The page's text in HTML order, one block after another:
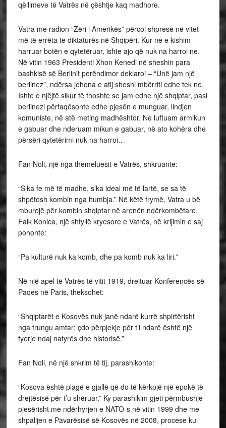
qëllimeve të Vatrës në çështje kaq madhore.
Vatra me radion “Zëri i Amerikës” përcoi shpresë në vitet
më të errëta të diktaturës në Shqipëri. Kur ne e kishim
harruar botën e qytetëruar, ishte ajo që nuk na harroi ne.
Në vitin 1963 Presidenti Xhon Kenedi në sheshin para
bashkisë së Berlinit perëndimor deklaroi – “Unë jam një
berlinez”, ndërsa jehona e atij sheshi mbërriti edhe tek ne.
Ishte e njëjtë sikur të thoshte se jam edhe një shqiptar, pasi
berlinezi përfaqësonte edhe pjesën e munguar, lindjen
komuniste, në atë meting madhështor. Ne luftuam armikun
e gabuar dhe nderuam mikun e gabuar, në ato kohëra dhe
përsëri qytetërimi nuk na harroi…
Fan Noli, një nga themeluesit e Vatrës, shkruante:
“S’ka fe më të madhe, s’ka ideal më të lartë, se sa të
shpëtosh kombin nga humbja.” Në këtë frymë, Vatra u bë
mburojë për kombin shqiptar në arenën ndërkombëtare.
Faik Konica, një shtyllë kryesore e Vatrës, në krijimin e saj
pohonte:
“Pa kulturë nuk ka komb, dhe pa komb nuk ka liri.”
Në një apel të Vatrës të vitit 1919, drejtuar Konferencës së
Paqes në Paris, theksohet:
“Shqiptarët e Kosovës nuk janë ndarë kurrë shpirtërisht
nga trungu amtar; çdo përpjekje për t’i ndarë është një
fyerje ndaj natyrës dhe historisë.”
Fan Noli, në një shkrim të tij, parashikonte:
“Kosova është plagë e gjallë që do të kërkojë një epokë të
drejtësisë për t’u shëruar.” Ky parashikim gjeti përmbushje
pjesërisht me ndërhyrjen e NATO-s në vitin 1999 dhe me
shpalljen e Pavarësisë së Kosovës në 2008, procese ku